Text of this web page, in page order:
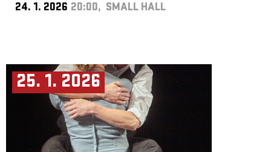
24. 1. 2026 20:00, SMALL HALL
25. 1. 2026